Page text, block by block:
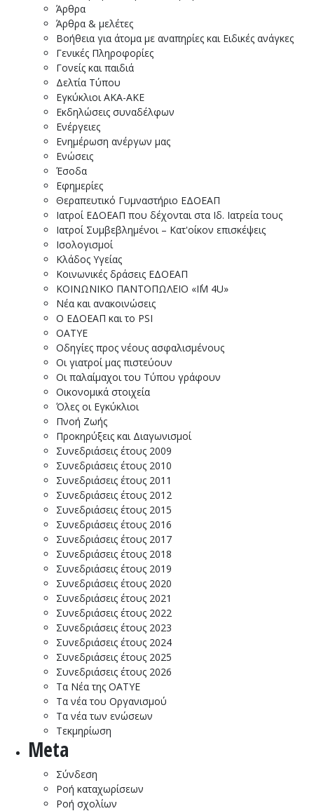
Άρθρα
Άρθρα & μελέτες
Βοήθεια για άτομα με αναπηρίες και Ειδικές ανάγκες
Γενικές Πληροφορίες
Γονείς και παιδιά
Δελτία Τύπου
Εγκύκλιοι ΑΚΑ-ΑΚΕ
Εκδηλώσεις συναδέλφων
Ενέργειες
Ενημέρωση ανέργων μας
Ενώσεις
Έσοδα
Εφημερίες
Θεραπευτικό Γυμναστήριο ΕΔΟΕΑΠ
Ιατροί ΕΔΟΕΑΠ που δέχονται στα Ιδ. Ιατρεία τους
Ιατροί Συμβεβλημένοι – Κατ'οίκον επισκέψεις
Ισολογισμοί
Κλάδος Υγείας
Κοινωνικές δράσεις ΕΔΟΕΑΠ
ΚΟΙΝΩΝΙΚΟ ΠΑΝΤΟΠΩΛΕΙΟ «I΄M 4U»
Νέα και ανακοινώσεις
Ο ΕΔΟΕΑΠ και το PSI
ΟΑΤΥΕ
Οδηγίες προς νέους ασφαλισμένους
Οι γιατροί μας πιστεύουν
Οι παλαίμαχοι του Τύπου γράφουν
Οικονομικά στοιχεία
Όλες οι Εγκύκλιοι
Πνοή Ζωής
Προκηρύξεις και Διαγωνισμοί
Συνεδριάσεις έτους 2009
Συνεδριάσεις έτους 2010
Συνεδριάσεις έτους 2011
Συνεδριάσεις έτους 2012
Συνεδριάσεις έτους 2015
Συνεδριάσεις έτους 2016
Συνεδριάσεις έτους 2017
Συνεδριάσεις έτους 2018
Συνεδριάσεις έτους 2019
Συνεδριάσεις έτους 2020
Συνεδριάσεις έτους 2021
Συνεδριάσεις έτους 2022
Συνεδριάσεις έτους 2023
Συνεδριάσεις έτους 2024
Συνεδριάσεις έτους 2025
Συνεδριάσεις έτους 2026
Τα Νέα της ΟΑΤΥΕ
Τα νέα του Οργανισμού
Τα νέα των ενώσεων
Τεκμηρίωση
Meta
Σύνδεση
Ροή καταχωρίσεων
Ροή σχολίων